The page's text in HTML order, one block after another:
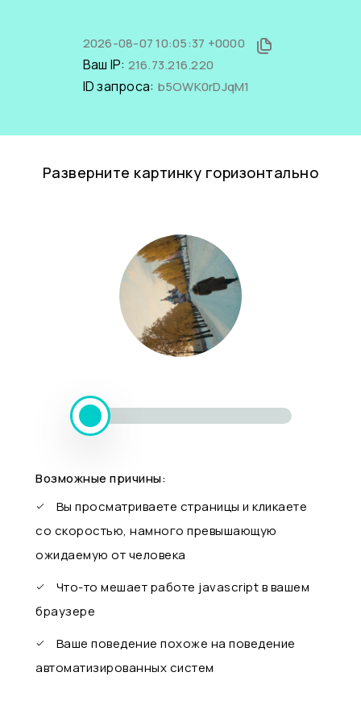
2026-08-07 10:05:37 +0000
Ваш IP: 216.73.216.220
ID запроса: b5OWK0rDJqM1
Разверните картинку горизонтально
Возможные причины:
Вы просматриваете страницы и кликаете
со скоростью, намного превышающую
ожидаемую от человека
Что-то мешает работе javascript в вашем
браузере
Ваше поведение похоже на поведение
автоматизированных систем